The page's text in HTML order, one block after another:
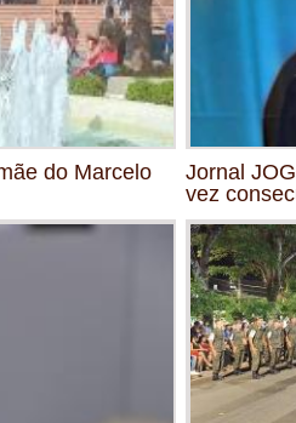
do Marcelo
Jornal
vez